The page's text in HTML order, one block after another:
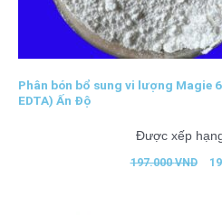
Phân bón bổ sung vi lượng Magie
EDTA) Ấn Độ
Được xếp
197.000VND